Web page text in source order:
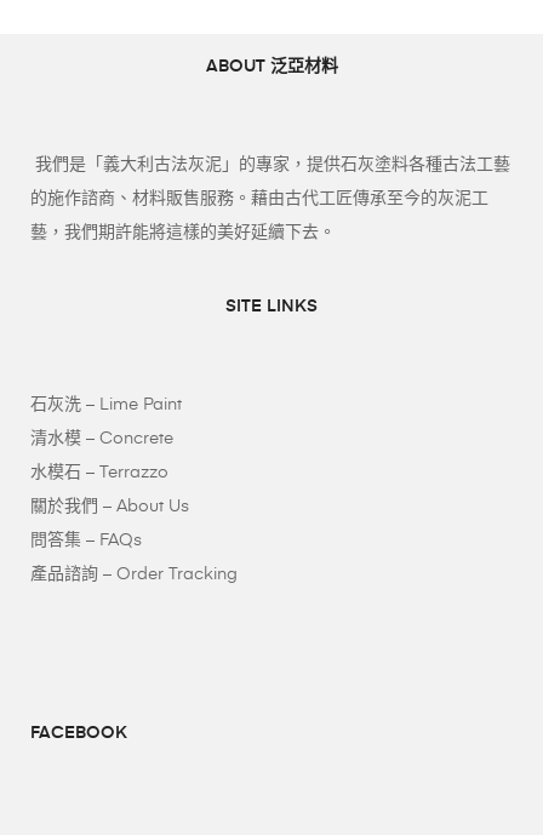
ABOUT 泛亞材料
我們是「義大利古法灰泥」的專家，提供石灰塗料各種古法工藝
的施作諮商、材料販售服務。藉由古代工匠傳承至今的灰泥工
藝，我們期許能將這樣的美好延續下去。
SITE LINKS
石灰洗 – Lime Paint
清水模 – Concrete
水模石 – Terrazzo
關於我們 – About Us
問答集 – FAQs
產品諮詢 – Order Tracking
FACEBOOK